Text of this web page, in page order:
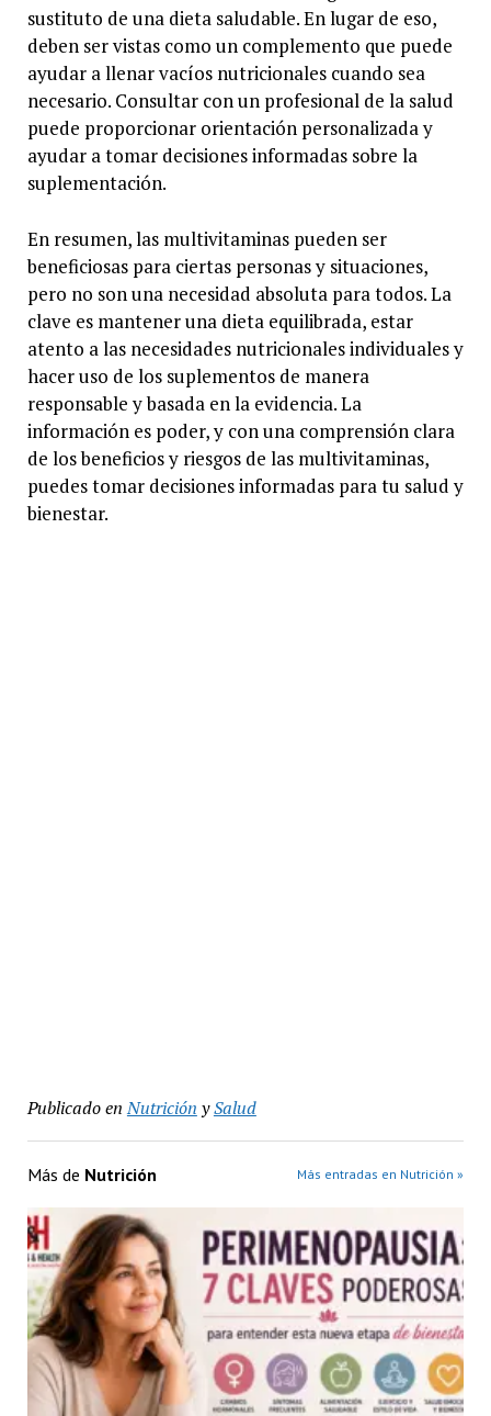
sustituto de una dieta saludable. En lugar de eso,
deben ser vistas como un complemento que puede
ayudar a llenar vacíos nutricionales cuando sea
necesario. Consultar con un profesional de la salud
puede proporcionar orientación personalizada y
ayudar a tomar decisiones informadas sobre la
suplementación.
En resumen, las multivitaminas pueden ser
beneficiosas para ciertas personas y situaciones,
pero no son una necesidad absoluta para todos. La
clave es mantener una dieta equilibrada, estar
atento a las necesidades nutricionales individuales y
hacer uso de los suplementos de manera
responsable y basada en la evidencia. La
información es poder, y con una comprensión clara
de los beneficios y riesgos de las multivitaminas,
puedes tomar decisiones informadas para tu salud y
bienestar.
Publicado en Nutrición ySalud
Más de Nutrición Más entradas en Nutrición »